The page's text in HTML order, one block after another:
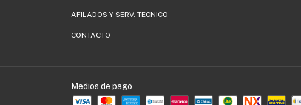
AFILADOS Y SERV. TECNICO
CONTACTO
Medios de pago